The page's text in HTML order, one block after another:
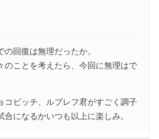
回復は無理だったか。
のことを考えたら、今回に無理はで
コビッチ、ルブレフ君がすごく調子
になるかいつも以上に楽しみ。